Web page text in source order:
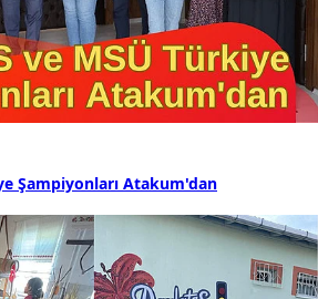
Şampiyonları Atakum'dan